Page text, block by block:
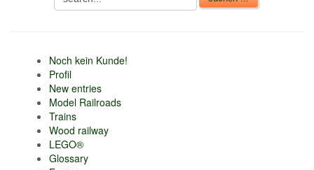
Noch kein Kunde!
Profil
New entries
Model Railroads
Trains
Wood railway
LEGO®
Glossary